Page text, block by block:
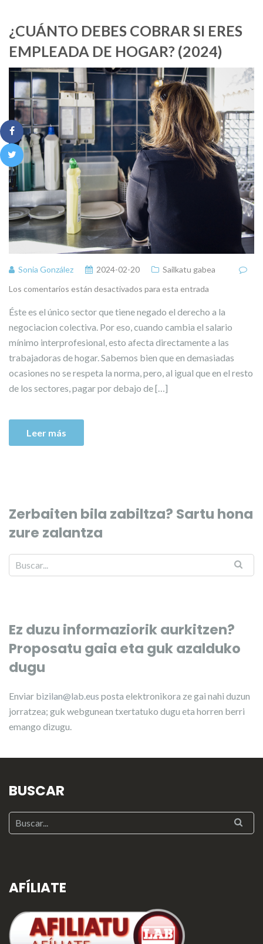
¿CUÁNTO DEBES COBRAR SI ERES
EMPLEADA DE HOGAR? (2024)
Sonia González 2024-02-20
Sailkatu gabea
Los comentarios están desactivados para esta entrada
Éste es el único sector que tiene negado el derecho a la
negociacion colectiva. Por eso, cuando cambia el salario
mínimo interprofesional, esto afecta directamente a las
trabajadoras de hogar. Sabemos bien que en demasiadas
ocasiones no se respeta la norma, pero, al igual que en el resto
de los sectores, pagar por debajo de […]
Leer más
Zerbaiten bila zabiltza? Sartu hona
zure zalantza
Ez duzu informaziorik aurkitzen?
Proposatu gaia eta guk azalduko
dugu
Enviar bizilan@lab.eus posta elektronikora ze gai nahi duzun
jorratzea; guk webgunean txertatuko dugu eta horren berri
emango dizugu.
BUSCAR
AFÍLIATE